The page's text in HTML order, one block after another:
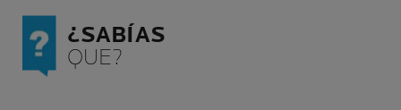
¿SABÍAS
QUE?